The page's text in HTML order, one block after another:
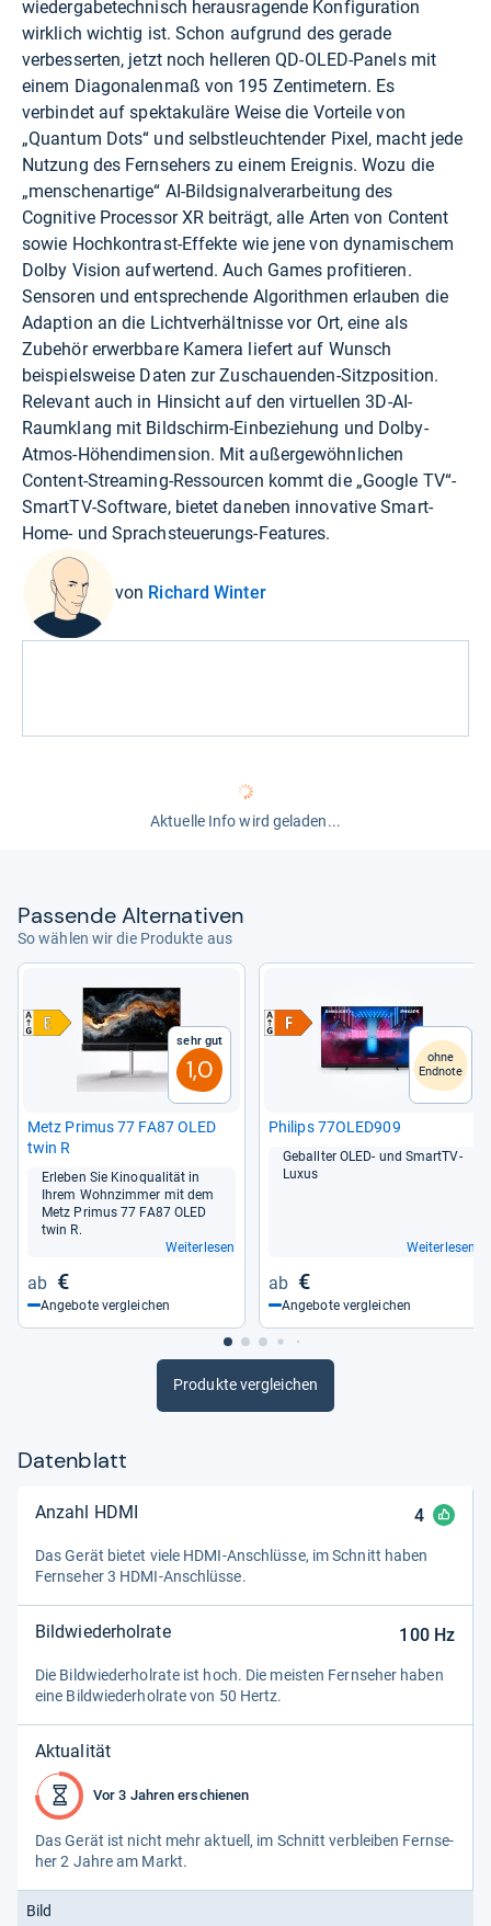
wiedergabetechnisch herausragende Konfiguration
wirklich wichtig ist. Schon aufgrund des gerade
verbesserten, jetzt noch helleren QD-OLED-Panels mit
einem Diagonalenmaß von 195 Zentimetern. Es
verbindet auf spektakuläre Weise die Vorteile von
„Quantum Dots“ und selbstleuchtender Pixel, macht jede
Nutzung des Fernsehers zu einem Ereignis. Wozu die
„menschenartige“ AI-Bildsignalverarbeitung des
Cognitive Processor XR beiträgt, alle Arten von Content
sowie Hochkontrast-Effekte wie jene von dynamischem
Dolby Vision aufwertend. Auch Games profitieren.
Sensoren und entsprechende Algorithmen erlauben die
Adaption an die Lichtverhältnisse vor Ort, eine als
Zubehör erwerbbare Kamera liefert auf Wunsch
beispielsweise Daten zur Zuschauenden-Sitzposition.
Relevant auch in Hinsicht auf den virtuellen 3D-AI-
Raumklang mit Bildschirm-Einbeziehung und Dolby-
Atmos-Höhendimension. Mit außergewöhnlichen
Content-Streaming-Ressourcen kommt die „Google TV“-
SmartTV-Software, bietet daneben innovative Smart-
Home- und Sprachsteuerungs-Features.
von Richard Winter
Aktuelle Info wird geladen...
Pas­sende Alter­na­ti­ven
So wählen wir die Produkte aus
Sehr gut
1,0
Metz Pri­mus 77 FA87 OLED
twin R
Erle­ben Sie Kino­qua­li­tät in
Ihrem Wohn­zim­mer mit dem
Metz Pri­mus 77 FA87 OLED
twin R.
Weiterlesen
€
Angebote vergleichen
ohne
Endnote
Phi­lips 77OLED909
Geball­ter OLED-​ und SmartTV-​
Luxus
Weiterlesen
€
Angebote vergleichen
Produkte vergleichen
Datenblatt
Anzahl HDMI 4
Das Gerät bie­tet viele HDMI-​Anschlüsse, im Schnitt haben
Fern­se­her 3 HDMI-​Anschlüsse.
Bildwiederholrate 100Hz
Die Bild­wie­der­hol­rate ist hoch. Die meis­ten Fern­se­her haben
eine Bild­wie­der­hol­rate von 50 Hertz.
Aktualität
Vor 3 Jahren erschienen
Das Gerät ist nicht mehr aktu­ell, im Schnitt ver­blei­ben Fern­se­
her 2 Jahre am Markt.
Bild